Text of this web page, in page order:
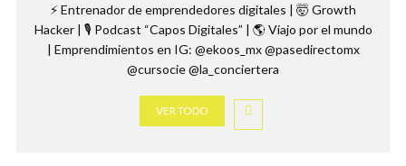
⚡️ Entrenador de emprendedores digitales | 🤯 Growth
Hacker | 🎙️ Podcast “Capos Digitales” | 🌎 Viajo por el mundo
| Emprendimientos en IG: @ekoos_mx @pasedirectomx
@cursocie @la_conciertera
VER TODO